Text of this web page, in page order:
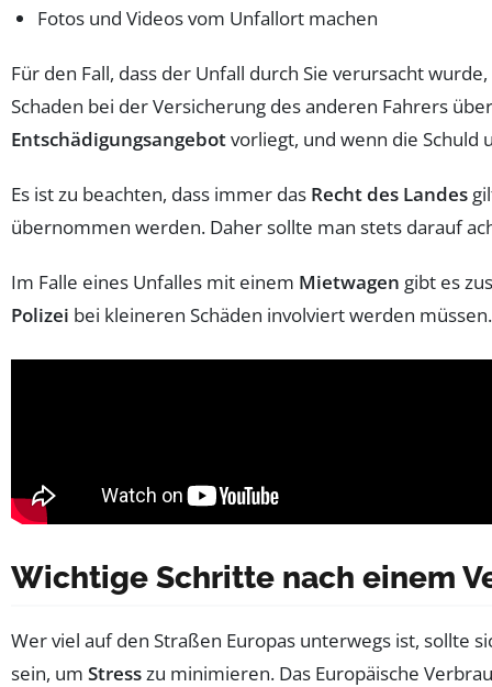
Fotos und Videos vom Unfallort machen
Für den Fall, dass der Unfall durch Sie verursacht
Schaden bei der Versicherung des anderen Fahrers
Entschädigungsangebotvorliegt, und wenn die Schuld
Es ist zu beachten, dass immer das Recht des Landes
übernommen werden. Daher sollte man stets darauf
Im Falle eines Unfalles mit einem Mietwagen gibt es
Polizei bei kleineren Schäden involviert werden
Wichtige Schritte nach einem
Wer viel auf den Straßen Europas unterwegs ist, sollte
sein, um Stresszu minimieren. Das Europäische